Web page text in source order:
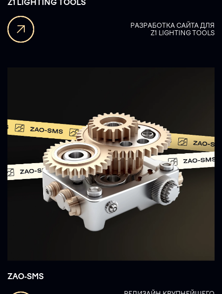
Z1 LIGHTING TOOLS
РАЗРАБОТКА САЙТА ДЛЯ
Z1 LIGHTING TOOLS
ZAO-SMS